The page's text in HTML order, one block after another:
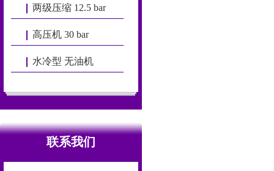
两级压缩 12.5 bar
高压机 30 bar
水冷型 无油机
联系我们